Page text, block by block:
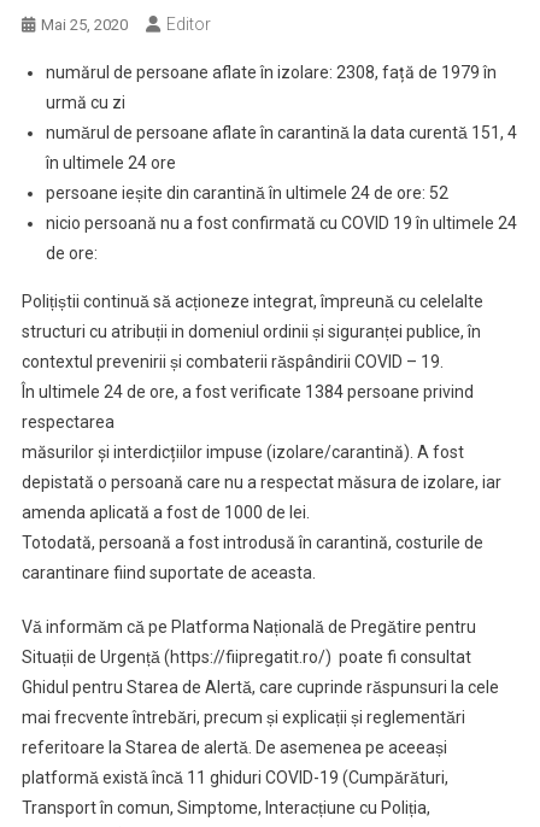
Mai 25, 2020 Editor
numărul de persoane aflate în izolare: 2308, față de 1979 în
urmă cu zi
numărul de persoane aflate în carantină la data curentă 151, 4
în ultimele 24 ore
persoane ieșite din carantină în ultimele 24 de ore: 52
nicio persoană nu a fost confirmată cu COVID 19 în ultimele 24
de ore:
Polițiștii continuă să acționeze integrat, împreună cu celelalte
structuri cu atribuții in domeniul ordinii și siguranței publice, în
contextul prevenirii și combaterii răspândirii COVID – 19.
În ultimele 24 de ore, a fost verificate 1384 persoane privind
respectarea
măsurilor și interdicțiilor impuse (izolare/carantină). A fost
depistată o persoană care nu a respectat măsura de izolare, iar
amenda aplicată a fost de 1000 de lei.
Totodată, persoană a fost introdusă în carantină, costurile de
carantinare fiind suportate de aceasta.
Vă informăm că pe Platforma Națională de Pregătire pentru
Situații de Urgență (https://fiipregatit.ro/) poate fi consultat
Ghidul pentru Starea de Alertă, care cuprinde răspunsuri la cele
mai frecvente întrebări, precum și explicații și reglementări
referitoare la Starea de alertă. De asemenea pe aceeași
platformă există încă 11 ghiduri COVID-19 (Cumpărături,
Transport în comun, Simptome, Interacțiune cu Poliția,